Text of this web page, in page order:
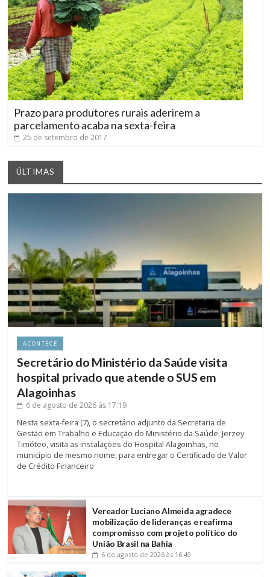
Prazo para produtores rurais aderirem a
parcelamento acaba na sexta-feira
25 de setembro de 2017
ÚLTIMAS
ACONTECE
Secretário do Ministério da Saúde visita
hospital privado que atende o SUS em
Alagoinhas
6 de agosto de 2026 às 17:19
Nesta sexta-feira (7), o secretário adjunto da Secretaria de
Gestão em Trabalho e Educação do Ministério da Saúde, Jerzey
Timóteo, visita as instalações do Hospital Alagoinhas, no
município de mesmo nome, para entregar o Certificado de Valor
de Crédito Financeiro
Vereador Luciano Almeida agradece
mobilização de lideranças e reafirma
compromisso com projeto político do
União Brasil na Bahia
6 de agosto de 2026 às 16:49